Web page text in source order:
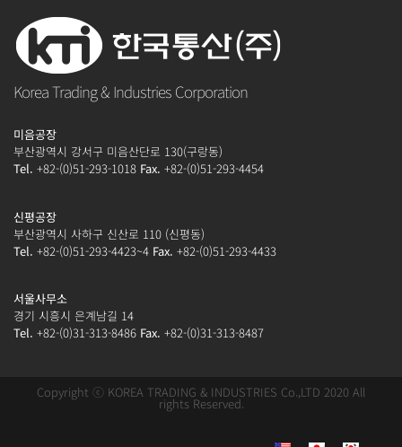
Korea Trading & Industries Corporation
미음공장
부산광역시 강서구 미음산단로 130(구랑동)
Tel. +82-(0)51-293-1018 Fax. +82-(0)51-293-4454
신평공장
부산광역시 사하구 신산로 110 (신평동)
Tel. +82-(0)51-293-4423~4 Fax. +82-(0)51-293-4433
서울사무소
경기 시흥시 은계남길 14
Tel. +82-(0)31-313-8486 Fax. +82-(0)31-313-8487
Copyright ⓒ KOREA TRADING & INDUSTRIES Co.,LTD 2020 All
rights Reserved.